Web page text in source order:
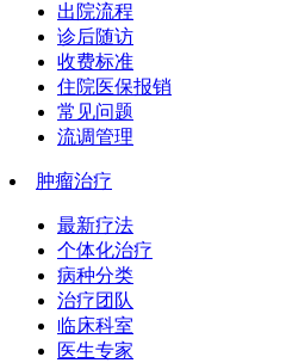
出院流程
诊后随访
收费标准
住院医保报销
常见问题
流调管理
肿瘤治疗
最新疗法
个体化治疗
病种分类
治疗团队
临床科室
医生专家